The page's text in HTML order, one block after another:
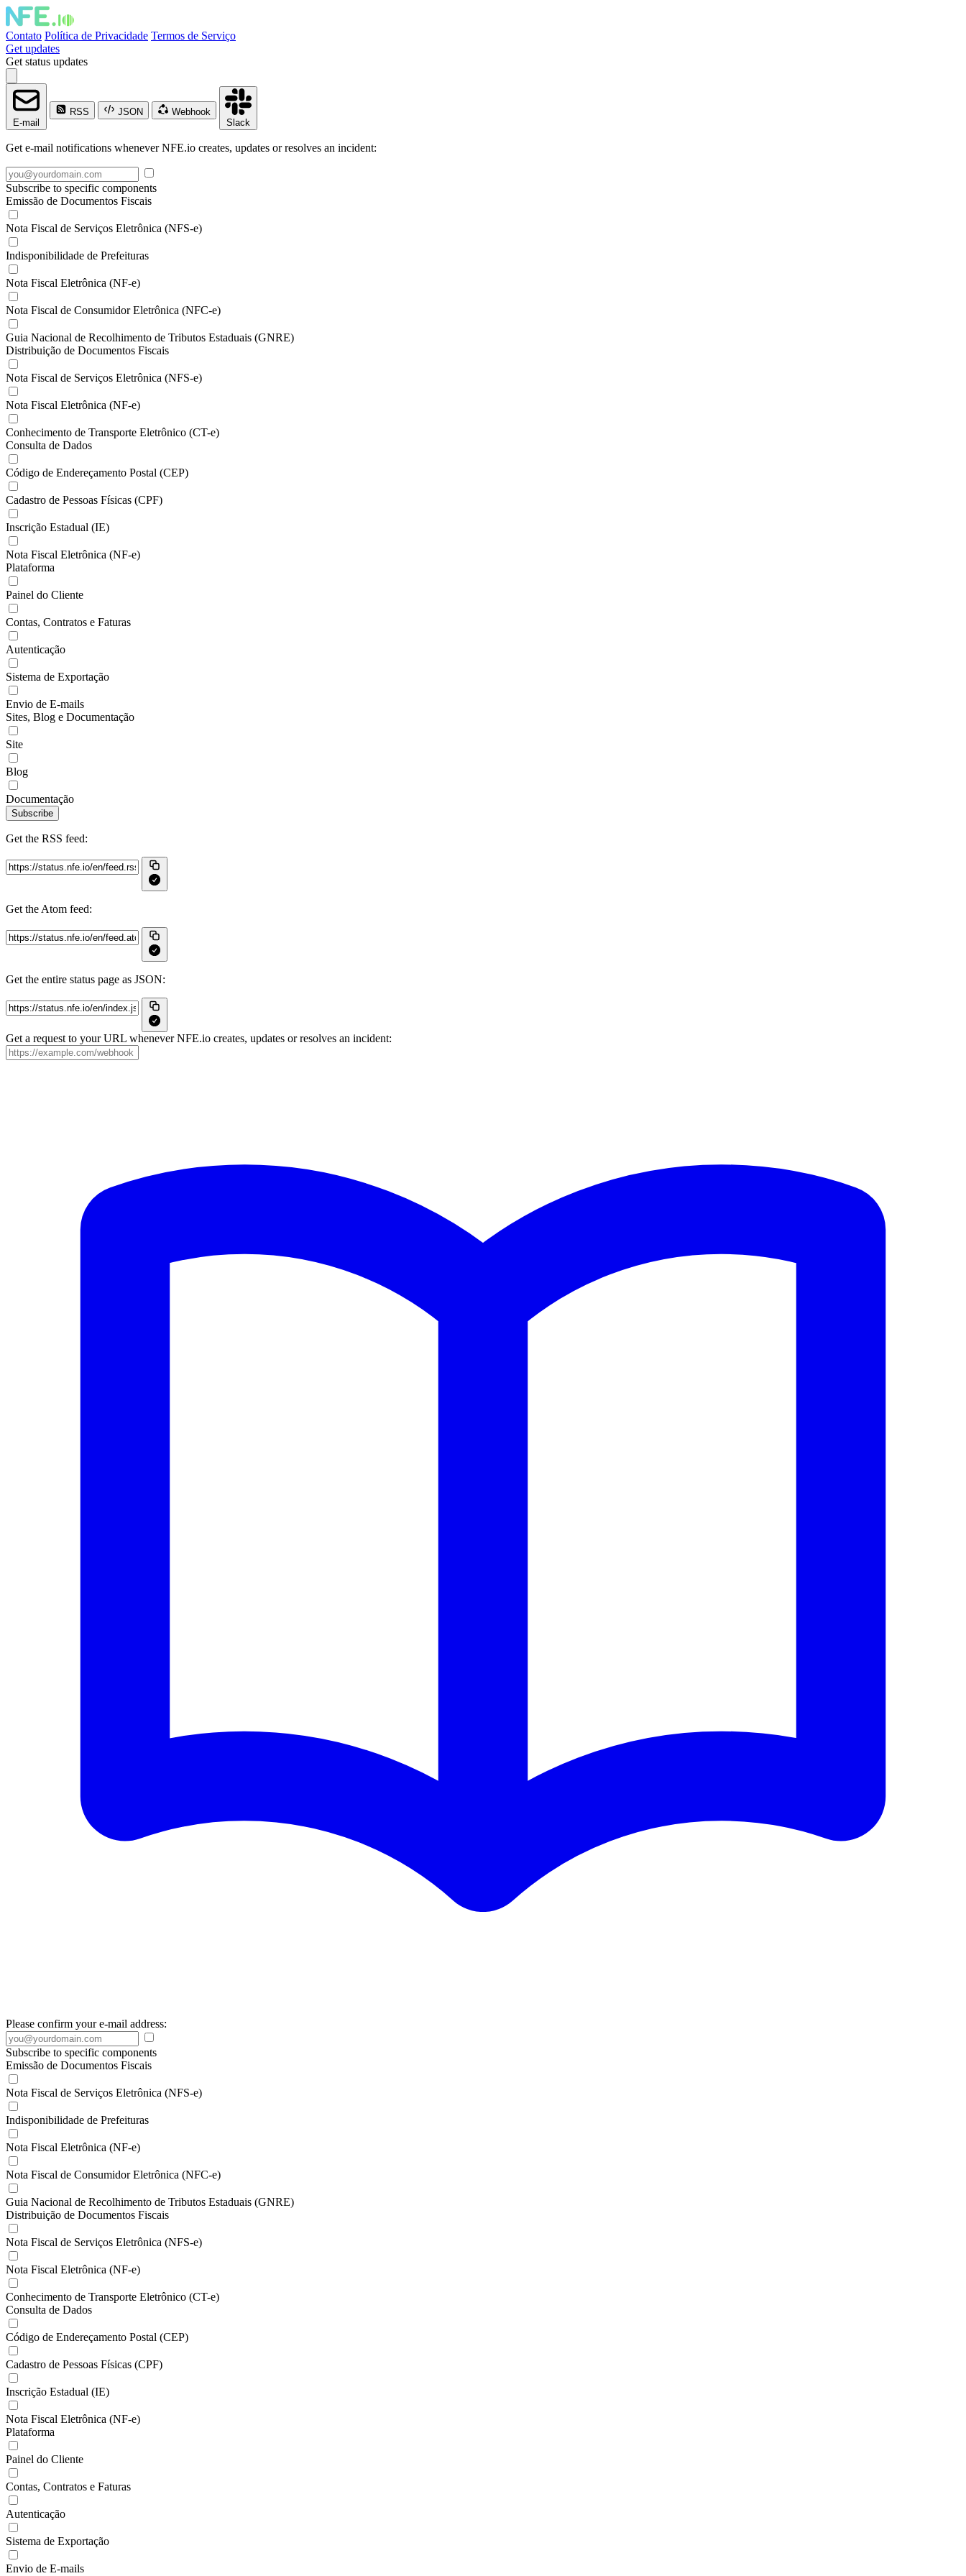
Contato Política de Privacidade Termos de Serviço
Get updates
Get status updates
E-mail
RSS JSON
Webhook
Slack
Get e-mail notifications whenever NFE.io creates, updates or resolves an incident:
Subscribe to specific components
Emissão de Documentos Fiscais
Nota Fiscal de Serviços Eletrônica (NFS-e)
Indisponibilidade de Prefeituras
Nota Fiscal Eletrônica (NF-e)
Nota Fiscal de Consumidor Eletrônica (NFC-e)
Guia Nacional de Recolhimento de Tributos Estaduais (GNRE)
Distribuição de Documentos Fiscais
Nota Fiscal de Serviços Eletrônica (NFS-e)
Nota Fiscal Eletrônica (NF-e)
Conhecimento de Transporte Eletrônico (CT-e)
Consulta de Dados
Código de Endereçamento Postal (CEP)
Cadastro de Pessoas Físicas (CPF)
Inscrição Estadual (IE)
Nota Fiscal Eletrônica (NF-e)
Plataforma
Painel do Cliente
Contas, Contratos e Faturas
Autenticação
Sistema de Exportação
Envio de E-mails
Sites, Blog e Documentação
Site
Blog
Documentação
Subscribe
Get the RSS feed:
Get the Atom feed:
Get the entire status page as JSON:
Get a request to your URL whenever NFE.io creates, updates or resolves an incident:
Please confirm your e-mail address:
Subscribe to specific components
Emissão de Documentos Fiscais
Nota Fiscal de Serviços Eletrônica (NFS-e)
Indisponibilidade de Prefeituras
Nota Fiscal Eletrônica (NF-e)
Nota Fiscal de Consumidor Eletrônica (NFC-e)
Guia Nacional de Recolhimento de Tributos Estaduais (GNRE)
Distribuição de Documentos Fiscais
Nota Fiscal de Serviços Eletrônica (NFS-e)
Nota Fiscal Eletrônica (NF-e)
Conhecimento de Transporte Eletrônico (CT-e)
Consulta de Dados
Código de Endereçamento Postal (CEP)
Cadastro de Pessoas Físicas (CPF)
Inscrição Estadual (IE)
Nota Fiscal Eletrônica (NF-e)
Plataforma
Painel do Cliente
Contas, Contratos e Faturas
Autenticação
Sistema de Exportação
Envio de E-mails